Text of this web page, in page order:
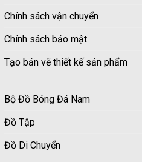
Chính sách vận chuyển
Chính sách bảo mật
Tạo bản vẽ thiết kế sản phẩm
Bộ Đồ Bóng Đá Nam
Đồ Tập
Đồ Di Chuyển